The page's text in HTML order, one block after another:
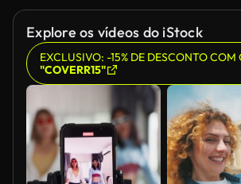
Explore os vídeos do iStock
EXCLUSIVO: -15% DE DESCONTO
"COVERR15"